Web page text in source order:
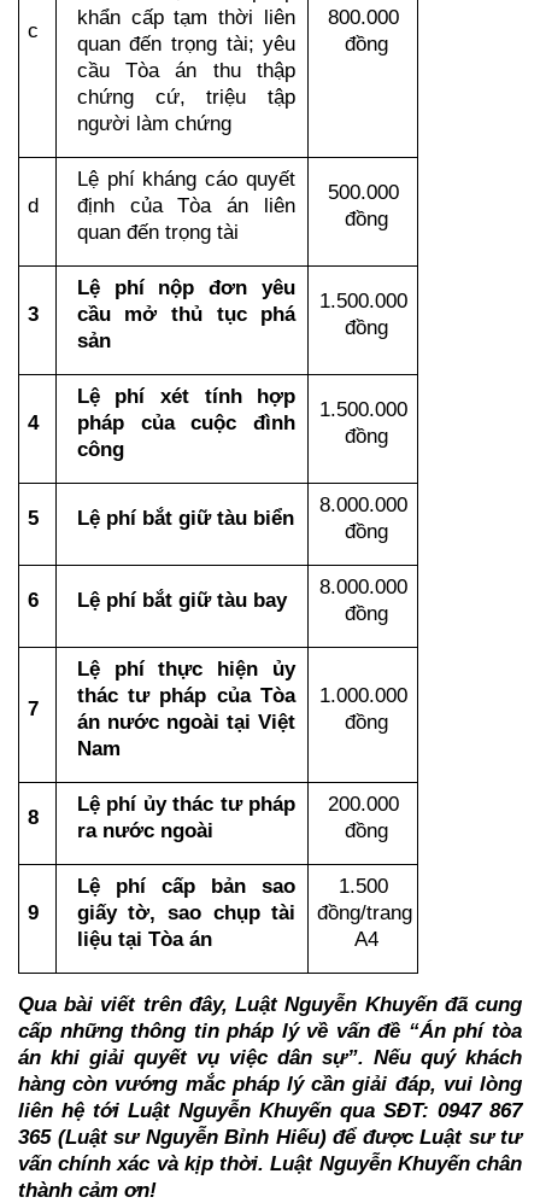
c
khẩn cấp tạm thời liên
quan đến trọng tài; yêu
cầu Tòa án thu thập
chứng cứ, triệu tập
người làm chứng
800.000
đồng
d
Lệ phí kháng cáo quyết
định của Tòa án liên
quan đến trọng tài
500.000
đồng
3
Lệ phí nộp đơn yêu
cầu mở thủ tục phá
sản
1.500.000
đồng
4
Lệ phí xét tính hợp
pháp của cuộc đình
công
1.500.000
đồng
5 Lệ phí bắt giữ tàu biển
8.000.000
đồng
6 Lệ phí bắt giữ tàu bay
8.000.000
đồng
7
Lệ phí thực hiện ủy
thác tư pháp của Tòa
án nước ngoài tại Việt
Nam
1.000.000
đồng
8
Lệ phí ủy thác tư pháp
ra nước ngoài
200.000
đồng
9
Lệ phí cấp bản sao
giấy tờ, sao chụp tài
liệu tại Tòa án
1.500
đồng/trang
A4
Qua bài viết trên đây, Luật Nguyễn Khuyến đã cung
cấp những thông tin pháp lý về vấn đề “Án phí tòa
án khi giải quyết vụ việc dân sự”. Nếu quý khách
hàng còn vướng mắc pháp lý cần giải đáp, vui lòng
liên hệ tới Luật Nguyễn Khuyến qua SĐT: 0947 867
365 (Luật sư Nguyễn Bỉnh Hiếu) để được Luật sư tư
vấn chính xác và kịp thời. Luật Nguyễn Khuyến chân
thành cảm ơn!